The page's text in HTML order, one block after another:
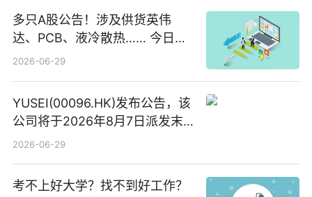
多只A股公告！涉及供货英伟
达、PCB、液冷散热…… 今日快
讯
2026-06-29
YUSEI(00096.HK)发布公告，该
公司将于2026年8月7日派发末
期股息每股人民币0.013元 每日
2026-06-29
考不上好大学？找不到好工作？